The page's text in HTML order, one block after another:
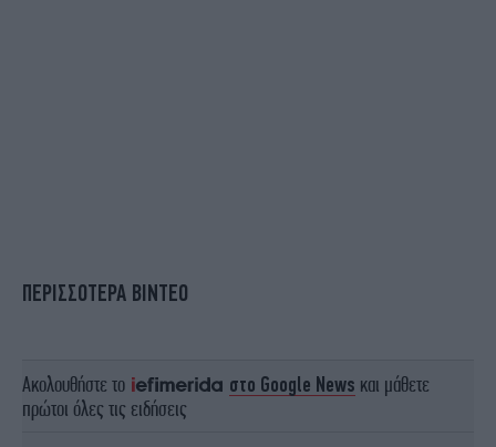
ΠΕΡΙΣΣΟΤΕΡΑ ΒΙΝΤΕΟ
Ακολουθήστε το στο Google News και μάθετε
πρώτοι όλες τις ειδήσεις